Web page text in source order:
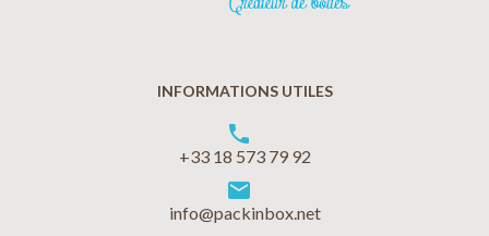
INFORMATIONS UTILES
phone
+33 18 573 79 92
markunread
info@packinbox.net